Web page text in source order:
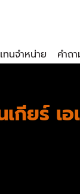
นจำหน่าย คำถ
กียร์ เ